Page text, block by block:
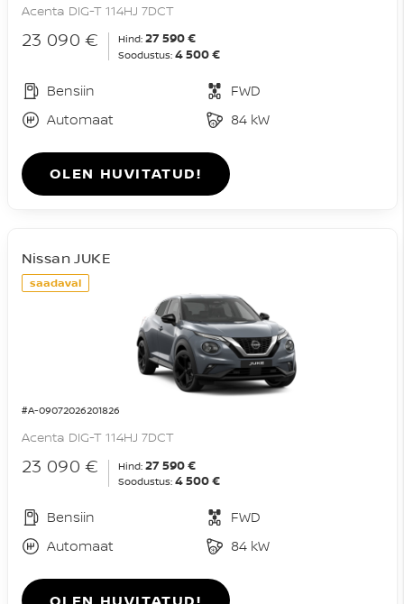
Acenta DIG-T 114HJ 7DCT
23 090 € Hind: 27 590 €
Soodustus: 4 500 €
Bensiin
FWD
Automaat
84 kW
OLEN HUVITATUD!
saadaval
#A-09072026201826
Nissan JUKE
Acenta DIG-T 114HJ 7DCT
23 090 € Hind: 27 590 €
Soodustus: 4 500 €
Bensiin
FWD
Automaat
84 kW
OLEN HUVITATUD!